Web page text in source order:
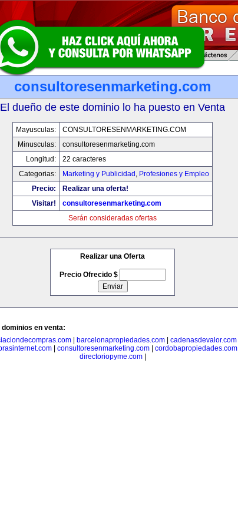
consultoresenmarketing.com
El dueño de este dominio lo ha puesto en Venta
Mayusculas:
CONSULTORESENMARKETING.COM
Minusculas:
consultoresenmarketing.com
Longitud:
22 caracteres
Categorias:
Marketing y Publicidad , Profesiones y Empleo
Precio:
Realizar una oferta!
Visitar!
consultoresenmarketing.com
Serán consideradas ofertas
Realizar una Oferta
Precio Ofrecido $
dominios en venta:
| barcelonapropiedades.com| cadenasdevalor.com|
| consultoresenmarketing.com| cordobapropiedades.com|
directoriopyme.com|